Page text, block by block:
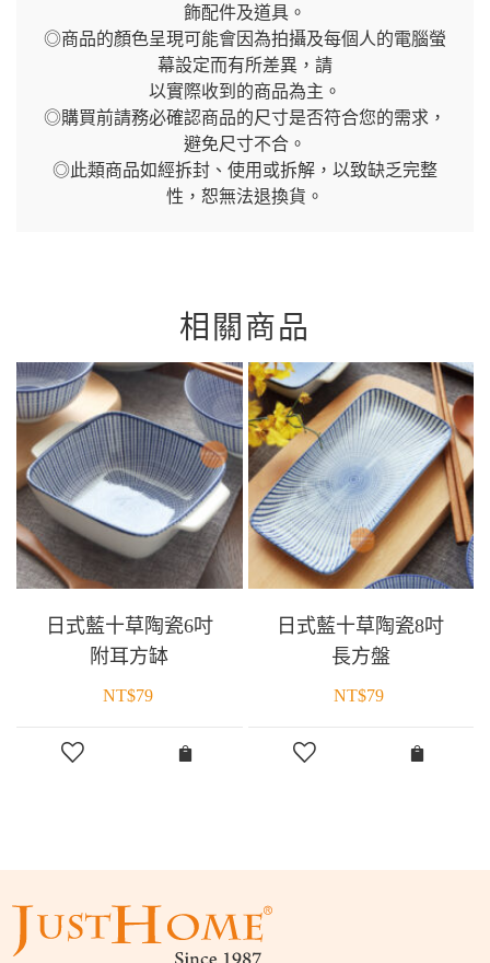
飾配件及道具。
◎商品的顏色呈現可能會因為拍攝及每個人的電腦螢
幕設定而有所差異，請
以實際收到的商品為主。
◎購買前請務必確認商品的尺寸是否符合您的需求，
避免尺寸不合。
◎此類商品如經拆封、使用或拆解，以致缺乏完整
性，恕無法退換貨。
相關商品
日式藍十草陶瓷6吋
附耳方缽
NT$79
日式藍十草陶瓷8吋
長方盤
NT$79